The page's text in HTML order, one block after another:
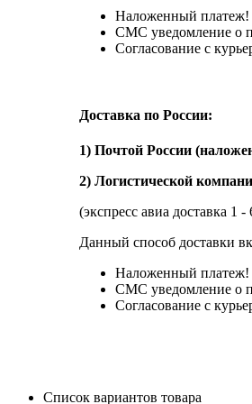
Наложенный платеж!
СМС уведомление о
Согласование с
Доставка по России:
1) Почтой России
2) Логистической
(экспресс авиа доставка
Данный способ доставки
Наложенный платеж!
СМС уведомление о
Согласование с
Список вариантов товара